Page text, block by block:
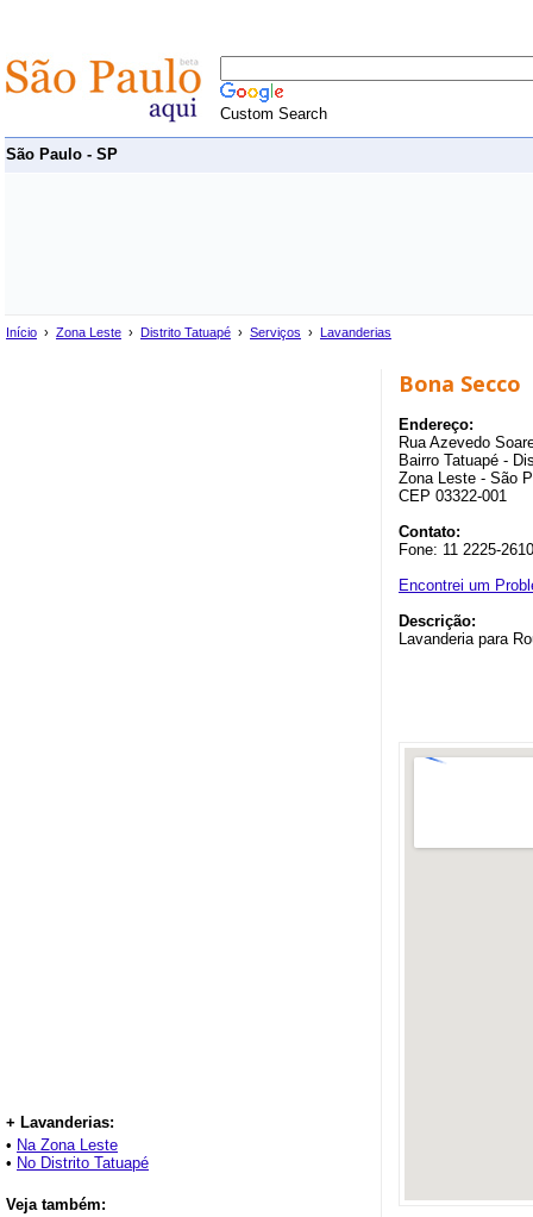
Custom Search
São Paulo - SP
Início › Zona Leste › Distrito Tatuapé › Serviços › Lavanderias
+ Lavanderias:
• Na Zona Leste
• No Distrito Tatuapé
Veja também:
Bona Secco
Endereço:
Rua Azevedo
Bairro Tatuapé -
Zona Leste - São
CEP 03322-001
Contato:
Fone: 11 2225-2610
Encontrei um
Descrição:
Lavanderia para